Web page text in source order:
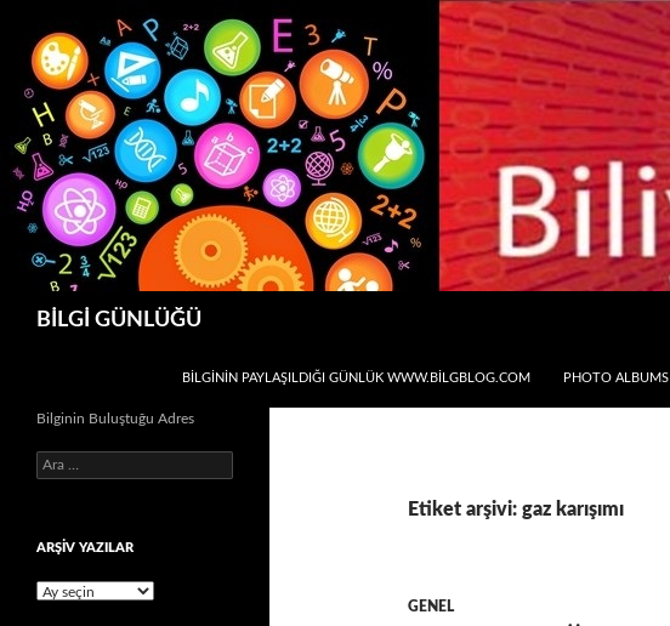
BİLGİ GÜNLÜĞÜ
BİLGİNİN PAYLAŞILDIĞI GÜNLÜK WWW.BILGBLOG.COM
PHOTO ALBUMS
Etiket arşivi: gaz karışımı
GENEL
Bilginin Buluştuğu Adres
Arama:
ARŞİV YAZILAR
ARŞİV